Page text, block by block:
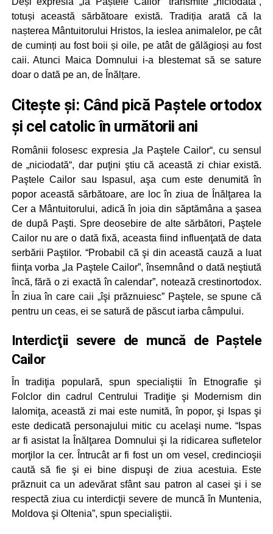
totuși această sărbătoare există. Tradiția arată că la
nașterea Mântuitorului Hristos, la ieslea animalelor, pe cât
de cuminți au fost boii și oile, pe atât de gălăgioși au fost
caii. Atunci Maica Domnului i-a blestemat să se sature
doar o dată pe an, de Înălțare.
Citește și: Când pică Paștele ortodox
și cel catolic în următorii ani
Românii folosesc expresia „la Paştele Cailor“, cu sensul
de „niciodată“, dar puţini ştiu că această zi chiar există.
Paştele Cailor sau Ispasul, aşa cum este denumită în
popor această sărbătoare, are loc în ziua de Înălţarea la
Cer a Mântuitorului, adică în joia din săptămâna a şasea
de după Paşti. Spre deosebire de alte sărbători, Paştele
Cailor nu are o dată fixă, aceasta fiind influenţată de data
serbării Paştilor. “Probabil că şi din această cauză a luat
fiinţa vorba „la Paştele Cailor”, însemnând o dată neştiută
încă, fără o zi exactă în calendar”, notează crestinortodox.
În ziua în care caii „îşi prăznuiesc” Paştele, se spune că
pentru un ceas, ei se satură de păscut iarba câmpului.
Interdicţii severe de muncă de Paștele
Cailor
În tradiţia populară, spun specialiştii în Etnografie şi
Folclor din cadrul Centrului Tradiţie şi Modernism din
Ialomiţa, această zi mai este numită, în popor, şi Ispas şi
este dedicată personajului mitic cu acelaşi nume. “Ispas
ar fi asistat la Înălţarea Domnului şi la ridicarea sufletelor
morţilor la cer. Întrucât ar fi fost un om vesel, credincioşii
caută să fie şi ei bine dispuşi de ziua acestuia. Este
prăznuit ca un adevărat sfânt sau patron al casei şi i se
respectă ziua cu interdicţii severe de muncă în Muntenia,
Moldova şi Oltenia”, spun specialiştii.